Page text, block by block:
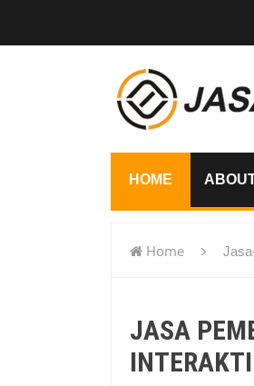
HOME
Home
JASA